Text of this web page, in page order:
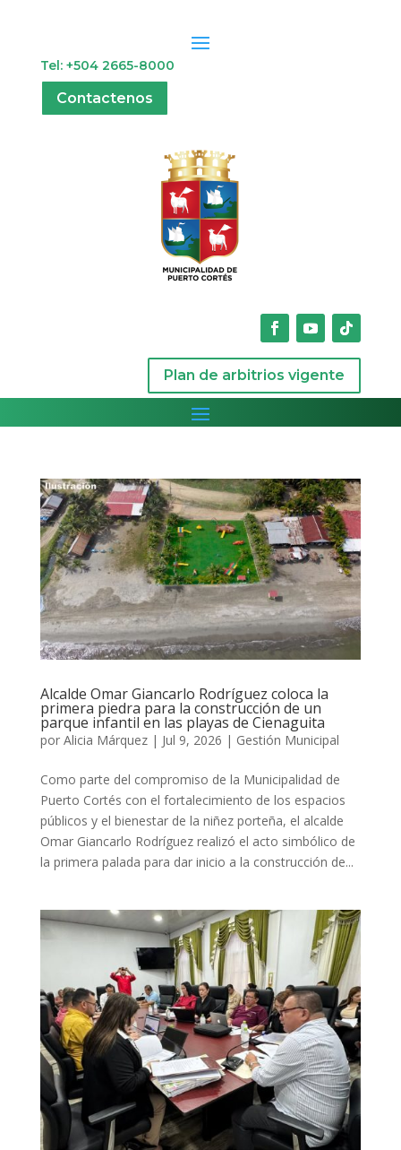
Tel: +504 2665-8000
Contactenos
Plan de arbitrios vigente
Alcalde Omar Giancarlo Rodríguez coloca la
primera piedra para la construcción de un
parque infantil en las playas de Cienaguita
por Alicia Márquez| Jul 9, 2026 | Gestión Municipal
Como parte del compromiso de la Municipalidad de
Puerto Cortés con el fortalecimiento de los espacios
públicos y el bienestar de la niñez porteña, el alcalde
Omar Giancarlo Rodríguez realizó el acto simbólico de
la primera palada para dar inicio a la construcción de...